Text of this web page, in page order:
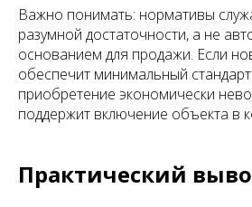
Важно понимать: нормативы
разумной достаточности, а не
основанием для продажи. Если
обеспечит минимальный
приобретение экономически
поддержит включение объекта в
Практический